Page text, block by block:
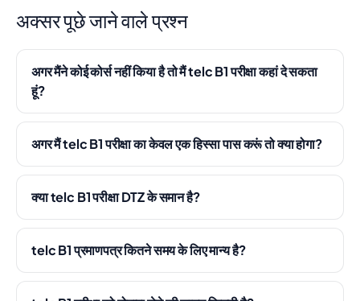
अक्सर पूछे जाने वाले प्रश्न
अगर मैंने कोई कोर्स नहीं किया है तो मैं telc B1 परीक्षा कहां दे सकता
हूं?
अगर मैं telc B1 परीक्षा का केवल एक हिस्सा पास करूं तो क्या होगा?
क्या telc B1 परीक्षा DTZ के समान है?
telc B1 प्रमाणपत्र कितने समय के लिए मान्य है?